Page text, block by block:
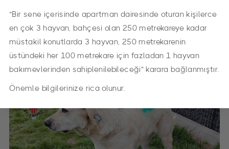
LİMON
Irkı: Melez Cinsiyeti: Dişi
“Bir sene içerisinde apartman dairesinde oturan kişilerce
en çok 3 hayvan, bahçesi olan 250 metrekareye kadar
müstakil konutlarda 3 hayvan, 250 metrekarenin
üstündeki her 100 metrekare için fazladan 1 hayvan
bakımevlerinden sahiplenilebileceği” karara bağlanmıştır.
Önemle bilgilerinize rica olunur.